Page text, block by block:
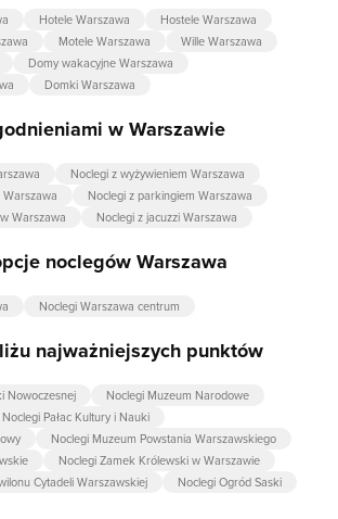
Hotele Warszawa
Hostele Warszawa
Motele Warszawa
Wille Warszawa
Domy wakacyjne Warszawa
Domki Warszawa
w Warszawie
Noclegi z wyżywieniem Warszawa
Noclegi z parkingiem Warszawa
Warszawa
Noclegi z jacuzzi Warszawa
noclegów Warszawa
Noclegi Warszawa centrum
najważniejszych punktów
Nowoczesnej
Noclegi Muzeum Narodowe
Noclegi Pałac Kultury i Nauki
Noclegi Muzeum Powstania Warszawskiego
Noclegi Zamek Królewski w Warszawie
Cytadeli Warszawskiej
Noclegi Ogród Saski